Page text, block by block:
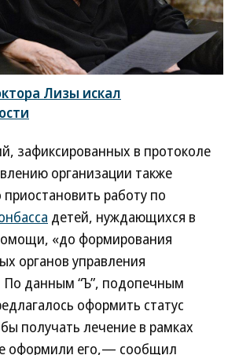
Лизы искал
зафиксированных в протоколе
организации также
работу по
детей, нуждающихся в
«до формирования
органов управления
По данным “Ъ”, подопечным
оформить статус
получать лечение в рамках
оформили его,— сообщил